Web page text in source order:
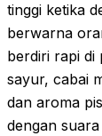
tinggi ketika
berwarna
berdiri rapi di
sayur, cabai
dan aroma
dengan